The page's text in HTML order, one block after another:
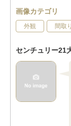
画像カテゴリ
外観 間取り
センチュリー21